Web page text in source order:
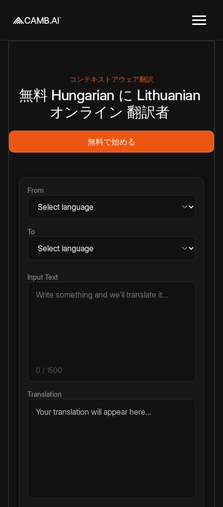
コンテキストアウェア翻訳
無料 Hungarian に Lithuanian
オンライン 翻訳者
無料で始める
From
To
Input Text
0 / 1500
Translation
Your translation will appear here...